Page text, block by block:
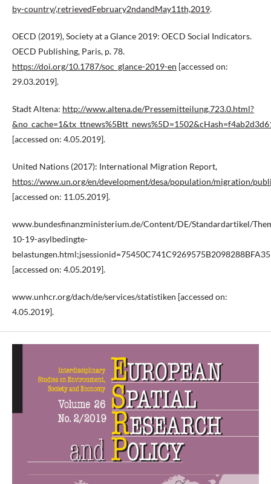
by-country/,retrievedFebruary2ndandMay11th,2019.
OECD (2019), Society at a Glance 2019: OECD Social Indicators.
OECD Publishing, Paris, p. 78.
https://doi.org/10.1787/soc_glance-2019-en [accessed on:
29.03.2019].
Stadt Altena: http://www.altena.de/Pressemitteilung.723.0.html?
[accessed on: 4.05.2019].
United Nations (2017): International Migration Report,
https://www.un.org/en/development/desa/population/migration/
[accessed on: 11.05.2019].
www.bundesfinanzministerium.de/Content/DE/Standardartikel/
10-19-asylbedingte-
[accessed on: 4.05.2019].
www.unhcr.org/dach/de/services/statistiken [accessed on:
4.05.2019].